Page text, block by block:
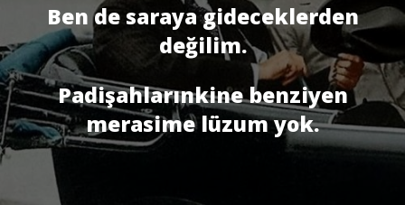
Ben de saraya gideceklerden
değilim.
Padişahlarınkine benziyen
merasime lüzum yok.